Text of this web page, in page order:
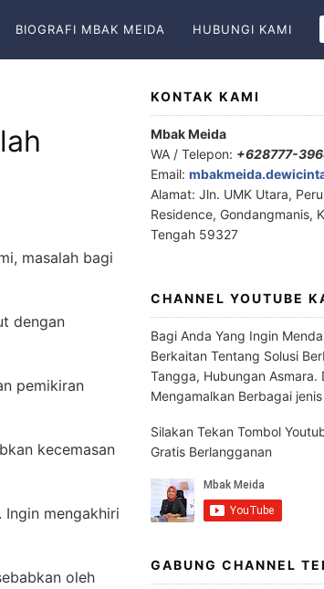
BIOGRAFI MBAK MEIDA HUBUNGI KAMI
masalah bagi
dengan
pemikiran
kecemasan
mengakhiri
oleh
KONTAK KAMI
Mbak Meida
WA / Telepon: +628777-
Email:
Alamat: Jln. UMK Utara,
Residence, Gondangmanis,
Tengah 59327
CHANNEL YOUTUBE
Bagi Anda Yang Ingin
Berkaitan Tentang Solusi
Tangga, Hubungan Asmara.
Mengamalkan Berbagai
Silakan Tekan Tombol
Gratis Berlangganan
GABUNG CHANNEL